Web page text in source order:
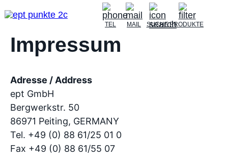
TEL MAIL SUCHEPRODUKTE
Impressum
Adresse / Address
ept GmbH
Bergwerkstr. 50
86971 Peiting, GERMANY
Tel. +49 (0) 88 61/25 01 0
Fax +49 (0) 88 61/55 07